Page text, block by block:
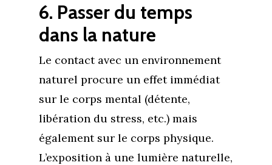
6. Passer du temps
dans la nature
Le contact avec un environnement
naturel procure un effet immédiat
sur le corps mental (détente,
libération du stress, etc.) mais
également sur le corps physique.
L’exposition à une lumière naturelle,